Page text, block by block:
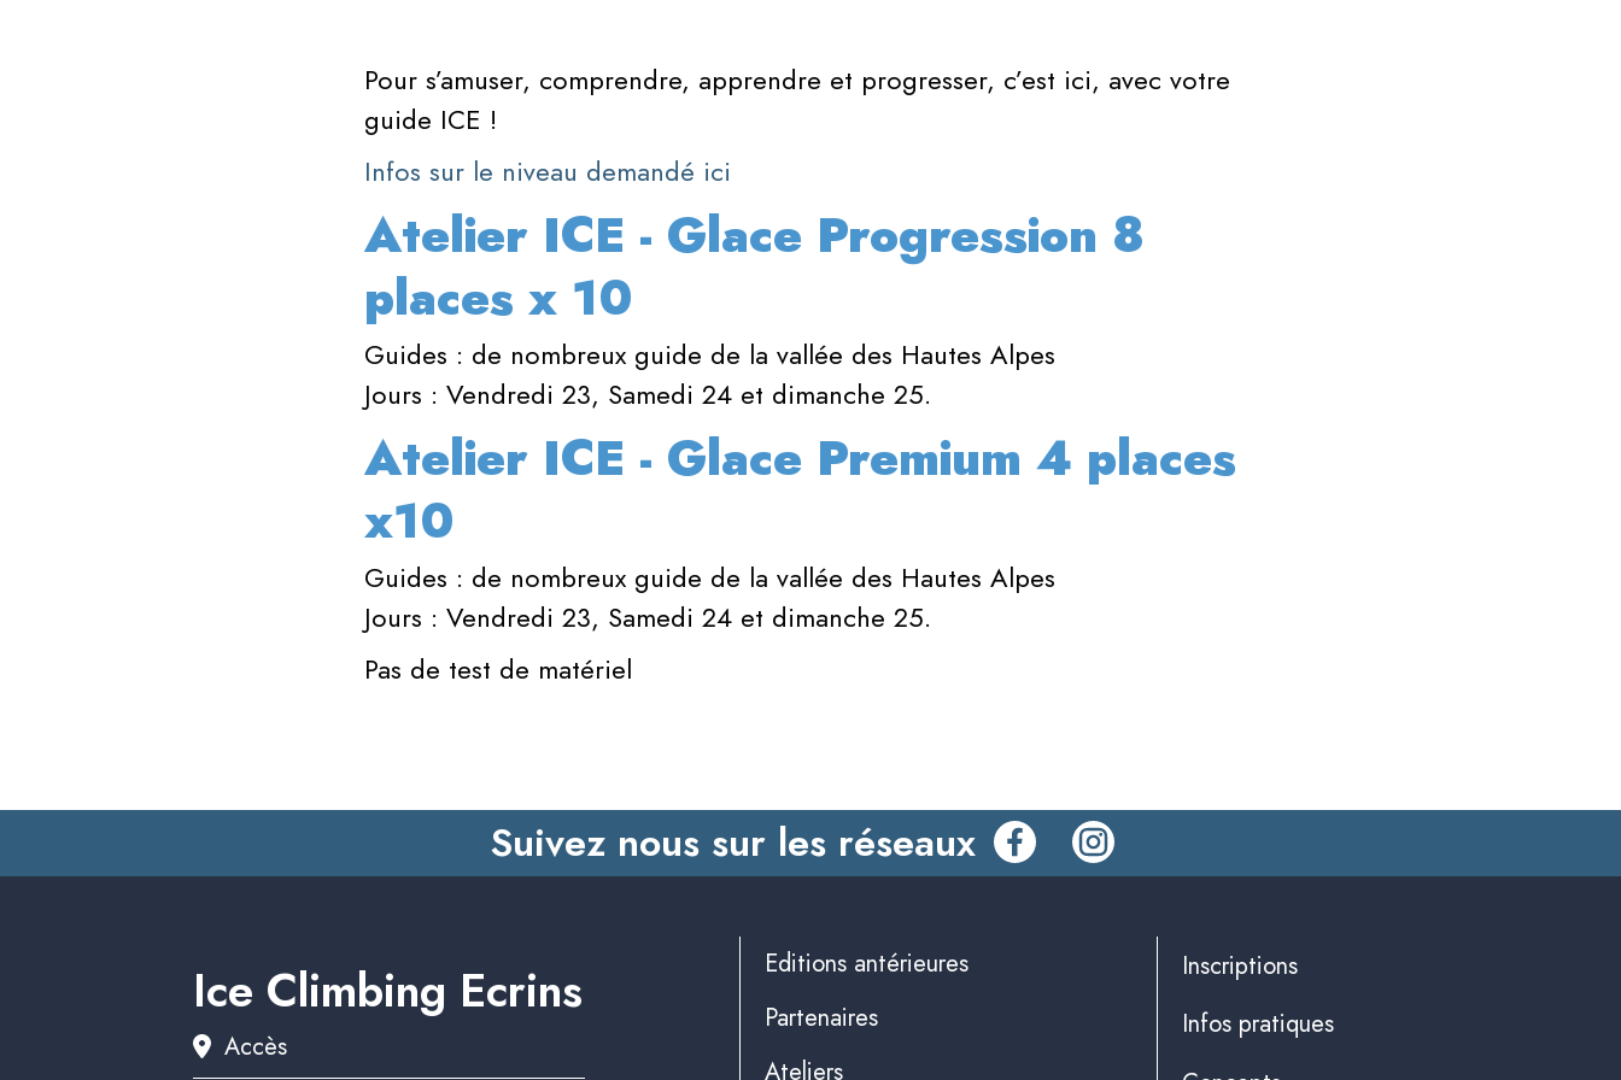
Pour s’amuser, comprendre, apprendre et progresser, c’est ici, avec votre
guide ICE !
Infos sur le niveau demandé ici
Atelier ICE - Glace Progression 8
places x 10
Guides : de nombreux guide de la vallée des Hautes Alpes
Jours : Vendredi 23, Samedi 24 et dimanche 25.
Atelier ICE - Glace Premium 4 places
x10
Guides : de nombreux guide de la vallée des Hautes Alpes
Jours : Vendredi 23, Samedi 24 et dimanche 25.
Pas de test de matériel
Suivez nous sur les réseaux
Ice Climbing Ecrins
Accès
Editions antérieures
Partenaires
Ateliers
Inscriptions
Infos pratiques